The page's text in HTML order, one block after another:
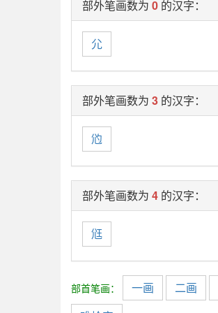
部外笔画数为 0 的汉字：
尣
部外笔画数为 3 的汉字：
尦
部外笔画数为 4 的汉字：
尩
部首笔画： 一画 二画